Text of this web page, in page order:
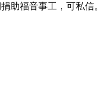
助福音事工，可私信。